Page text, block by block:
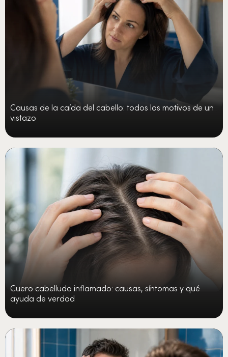
Causas de la caída del cabello: todos los motivos de un
vistazo
Cuero cabelludo inflamado: causas, síntomas y qué
ayuda de verdad